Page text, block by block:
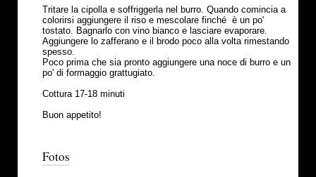
Tritare la cipolla e soffriggerla nel burro. Quando comincia a
colorirsi aggiungere il riso e mescolare finché è un po'
tostato. Bagnarlo con vino bianco e lasciare evaporare.
Aggiungere lo zafferano e il brodo poco alla volta rimestando
spesso.
Poco prima che sia pronto aggiungere una noce di burro e un
po' di formaggio grattugiato.
Cottura 17-18 minuti
Buon appetito!
Fotos